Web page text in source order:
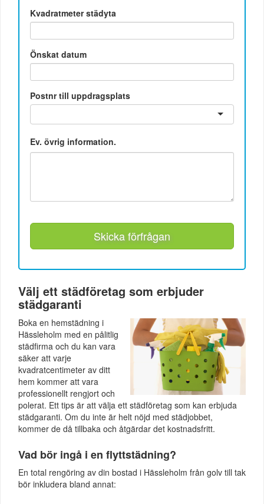
Kvadratmeter städyta
Önskat datum
Postnr till uppdragsplats
Ev. övrig information.
Skicka förfrågan
Välj ett städföretag som erbjuder
städgaranti
Boka en hemstädning i
Hässleholm med en pålitlig
städfirma och du kan vara
säker att varje
kvadratcentimeter av ditt
hem kommer att vara
professionellt rengjort och
polerat. Ett tips är att välja ett städföretag som kan erbjuda
städgaranti. Om du inte är helt nöjd med städjobbet,
kommer de då tillbaka och åtgärdar det kostnadsfritt.
Vad bör ingå i en flyttstädning?
En total rengöring av din bostad i Hässleholm från golv till tak
bör inkludera bland annat: